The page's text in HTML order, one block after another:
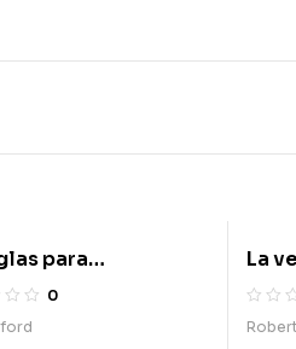
para
el mundo
0
La